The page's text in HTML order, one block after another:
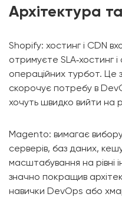
Архітектура
Shopify: хостинг і CDN
отримуєте SLA‑хостинг
операційних турбот.
скорочує потребу в
хочуть швидко вийти на
Magento: вимагає
серверів, баз даних,
масштабування на рівні
значно покращив
навички DevOps або